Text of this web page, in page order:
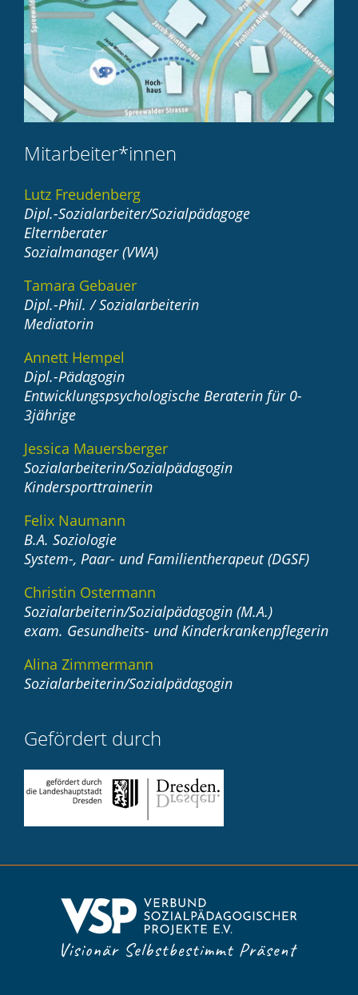
Mitarbeiter*innen
Lutz Freudenberg
Dipl.-Sozialarbeiter/Sozialpädagoge
Elternberater
Sozialmanager (VWA)
Tamara Gebauer
Dipl.-Phil. / Sozialarbeiterin
Mediatorin
Annett Hempel
Dipl.-Pädagogin
Entwicklungspsychologische Beraterin für 0-
3jährige
Jessica Mauersberger
Sozialarbeiterin/Sozialpädagogin
Kindersporttrainerin
Felix Naumann
B.A. Soziologie
System-, Paar- und Familientherapeut (DGSF)
Christin Ostermann
Sozialarbeiterin/Sozialpädagogin (M.A.)
exam. Gesundheits- und Kinderkrankenpflegerin
Alina Zimmermann
Sozialarbeiterin/Sozialpädagogin
Gefördert durch